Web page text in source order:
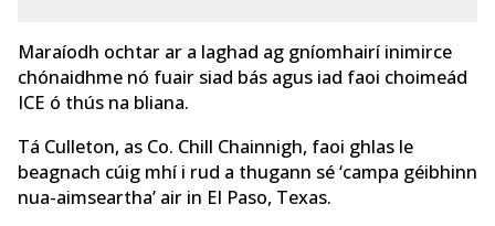
Maraíodh ochtar ar a laghad ag gníomhairí inimirce
chónaidhme nó fuair siad bás agus iad faoi choimeád
ICE ó thús na bliana.
Tá Culleton, as Co. Chill Chainnigh, faoi ghlas le
beagnach cúig mhí i rud a thugann sé ‘campa géibhinn
nua-aimseartha’ air in El Paso, Texas.